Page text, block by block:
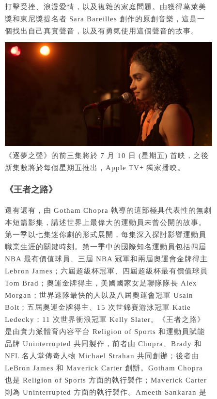
打擊受挫、浪漫愛情，以及複雜的家庭問題。由獲得葛萊美
獎和東尼獎提名者 Sara Bareilles 創作的原創音樂，這是一
個找出自己真實聲音，以及有勇氣使用這個聲音的故事。
《逐夢之聲》的前三集將於 7 月 10 日 (星期五) 首映，之後
新集數將於每個星期五推出，Apple TV+ 獨家播映。
《王者之路》
還有還有，由 Gotham Chopra 執導的這部極具代表性的無劇
本短篇影集，講述世界上最偉大的運動員未曾公開的故事。
第一季以七集迷你劇的形式展開，每集深入探討影響運動員
職業生涯的關鍵時刻。第一季中的國際知名運動員包括四屆
NBA 最有價值球員、三屆 NBA 冠軍和兩屆奧運會金牌得主
Lebron James；六屆超級杯冠軍、四屆超級杯最有價值球員
Tom Brad；奧運金牌得主，美國國家女足聯隊隊長 Alex
Morgan；世界速隊最快的人以及八屆奧運會冠軍 Usain
Bolt；五屆奧運金牌得主、15 次世錦賽游泳冠軍 Katie
Ledecky；11 次世界衝浪冠軍 Kelly Slater。《王者之路》
是由實力派體育內容平台 Religion of Sports 和運動員賦能
品牌 Uninterrupted 共同製作，前者由 Chopra、Brady 和
NFL 名人堂傳奇人物 Michael Strahan 共同創辦；後者由
LeBron James 和 Maverick Carter 創辦。Gotham Chopra
也是 Religion of Sports 方面的執行製作；Maverick Carter
則為 Uninterrupted 方面的執行製作。Ameeth Sankaran 是